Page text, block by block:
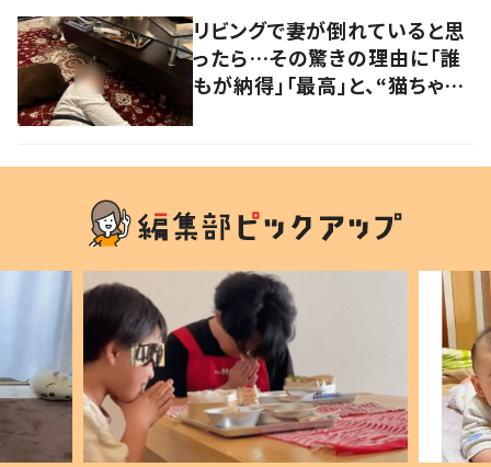
リビングで妻が倒れていると思
ったら…その驚きの理由に「誰
もが納得」「最高」と、“猫ちゃん